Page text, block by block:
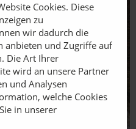
Cookies. Diese
zu
wir dadurch die
anbieten und Zugriffe auf
Die Art Ihrer
wird an unsere Partner
und Analysen
welche Cookies
in unserer